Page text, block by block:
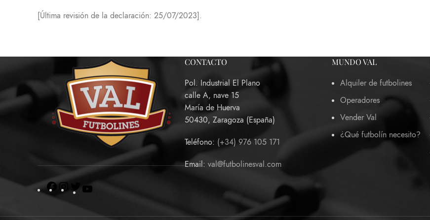
[Última revisión de la declaración: 25/07/2023].
CONTACTO
Pol. Industrial El Plano
calle A, nave 15
María de Huerva
50430, Zaragoza (España)
Teléfono: (+34) 976 105 171
Email: val@futbolinesval.com
MUNDO VAL
Alquiler de futbolines
Operadores
Vender Val
¿Qué futbolín necesito?